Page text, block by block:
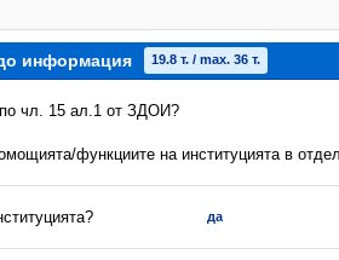
информация 19.8 т. / max. 36 т.
чл. 15 ал.1 от ЗДОИ?
функциите на институцията в
да